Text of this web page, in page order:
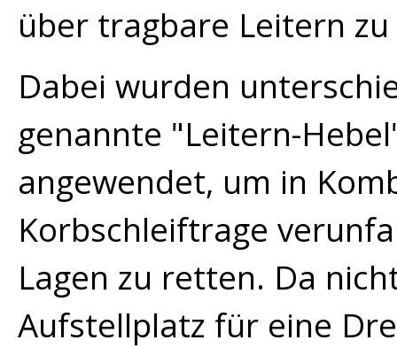
über tragbare Leitern
Dabei wurden
genannte "Leitern-
angewendet, um in
Korbschleiftrage
Lagen zu retten. Da
Aufstellplatz für eine